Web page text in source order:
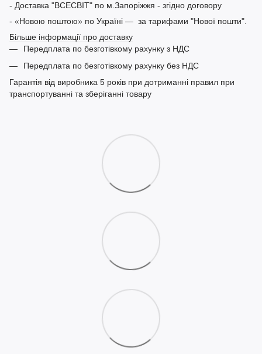
- Доставка "ВСЕСВІТ" по м.Запоріжжя - згідно договору
- «Новою поштою» по Україні — за тарифами "Нової пошти".
Більше інформації про доставку
Передплата по безготівкому рахунку з НДС
Передплата по безготівкому рахунку без НДС
Гарантія від виробника 5 років при дотриманні правил при
транспортуванні та зберіганні товару